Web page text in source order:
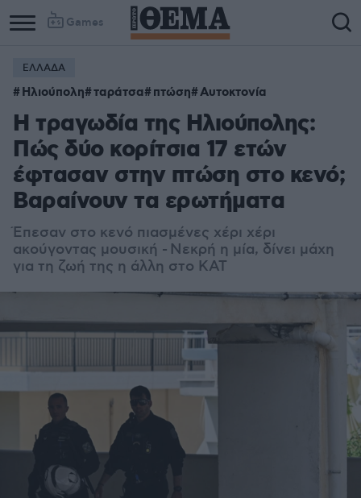
Games
Column
1
Column
2
ΕΛΛΑΔΑ
Ηλιούπολη ταράτσα πτώση Αυτοκτονία
Η τραγωδία της Ηλιούπολης:
Πώς δύο κορίτσια 17 ετών
έφτασαν στην πτώση στο κενό;
Βαραίνουν τα ερωτήματα
Έπεσαν στο κενό πιασμένες χέρι χέρι
ακούγοντας μουσική - Νεκρή η μία, δίνει μάχη
για τη ζωή της η άλλη στο ΚΑΤ